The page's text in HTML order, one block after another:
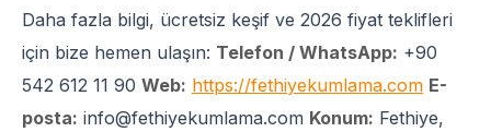
Daha fazla bilgi, ücretsiz keşif ve 2026 fiyat teklifleri
için bize hemen ulaşın: Telefon / WhatsApp: +90
542 612 11 90 Web: https://fethiyekumlama.com E-
posta: info@fethiyekumlama.com Konum: Fethiye,